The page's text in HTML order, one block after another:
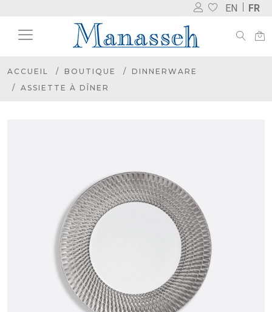
EN FR
ACCUEIL BOUTIQUE
DINNERWARE
ASSIETTE À DÎNER